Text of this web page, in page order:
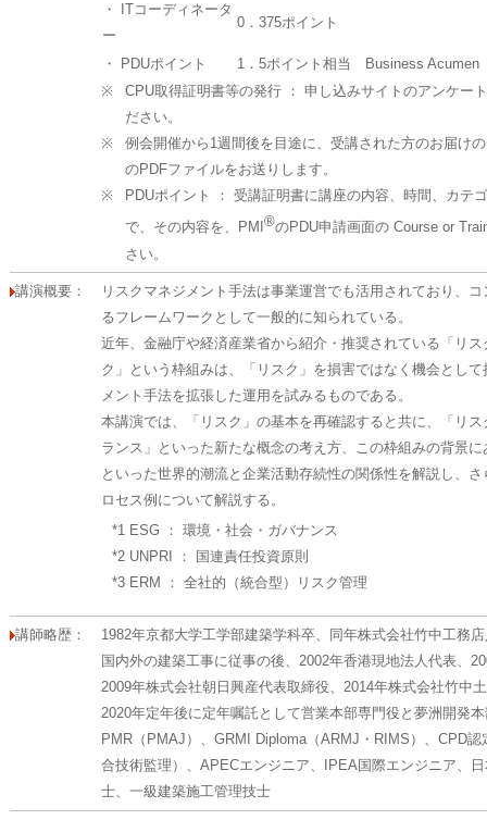
・ ITコーディネータ
ー
0．375ポイント
・ PDUポイント
1．5ポイント相当 Business Acumen
※
CPU取得証明書等の発行 ： 申し込みサイトのアンケー
ださい。
※
例会開催から1週間後を目途に、受講された方のお届け
のPDFファイルをお送りします。
※
PDUポイント ： 受講証明書に講座の内容、時間、カテ
で、その内容を、PMI®のPDU申請画面の Course or
さい。
講演概要：
リスクマネジメント手法は事業運営でも活用されており、
るフレームワークとして一般的に知られている。
近年、金融庁や経済産業省から紹介・推奨されている「リ
ク」という枠組みは、「リスク」を損害ではなく機会とし
メント手法を拡張した運用を試みるものである。
本講演では、「リスク」の基本を再確認すると共に、「リ
ランス」といった新たな概念の考え方、この枠組みの背景
といった世界的潮流と企業活動存続性の関係性を解説し、
ロセス例について解説する。
*1 ESG ： 環境・社会・ガバナンス
*2 UNPRI ： 国連責任投資原則
*3 ERM ： 全社的（統合型）リスク管理
講師略歴：
1982年京都大学工学部建築学科卒、同年株式会社竹中工務
国内外の建築工事に従事の後、2002年香港現地法人代表、
2009年株式会社朝日興産代表取締役、2014年株式会社竹中
2020年定年後に定年嘱託として営業本部専門役と夢洲開発
PMR（PMAJ）、GRMI Diploma（ARMJ・RIMS）、CPD
合技術監理）、APECエンジニア、IPEA国際エンジニア、
士、一級建築施工管理技士